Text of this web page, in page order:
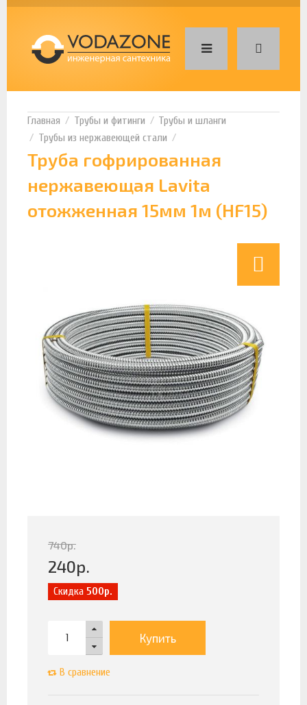
Трубы и фитинги
Трубы и шланги
Трубы из нержавеющей стали
Труба гофрированная
нержавеющая Lavita
отожженная 15мм 1м (HF15)
740р.
240р.
Скидка 500р.
Купить
В сравнение